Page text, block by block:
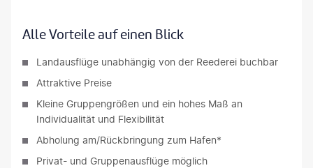
Alle Vorteile auf einen Blick
Landausflüge unabhängig von der Reederei buchbar
Attraktive Preise
Kleine Gruppengrößen und ein hohes Maß an
Individualität und Flexibilität
Abholung am/Rückbringung zum Hafen*
Privat- und Gruppenausflüge möglich